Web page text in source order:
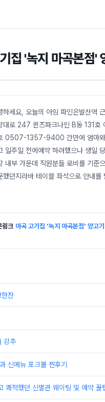
집 '녹지 마곡본점'
하세요, 오늘의 아임 파인은발산역
대로 247 퀸즈파크나인 B동 131
0507-1357-9400 간만에 엄마와
일주일 전에예약 하려했으나 생일
내부 가운데 직원분들 로비를 기준
했던지라바 테이블 좌석으로 안내를
링크 마곡 고기집 '녹지 마곡본점' 양고기
잔
강추
신메뉴 포크볼 찐후기
쾌적했던 신별관 웨이팅 및 예약 꿀